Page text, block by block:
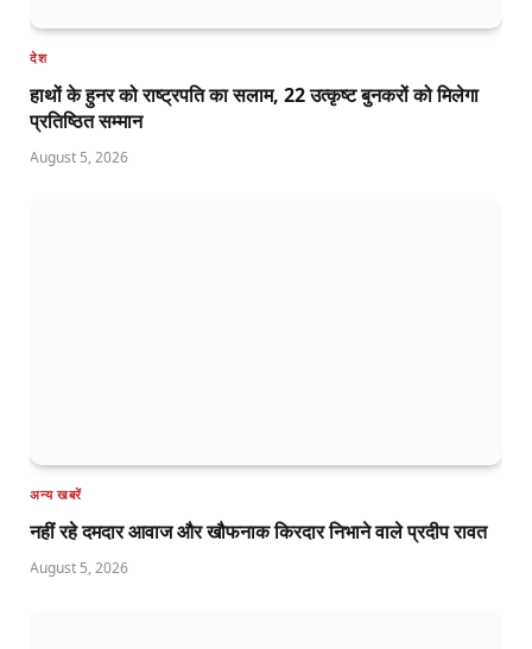
देश
हाथों के हुनर को राष्ट्रपति का सलाम, 22 उत्कृष्ट बुनकरों को मिलेगा
प्रतिष्ठित सम्मान
August 5, 2026
अन्य खबरें
नहीं रहे दमदार आवाज और खौफनाक किरदार निभाने वाले प्रदीप रावत
August 5, 2026